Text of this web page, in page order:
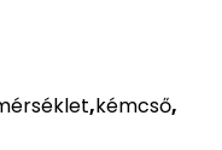
,kémcső,